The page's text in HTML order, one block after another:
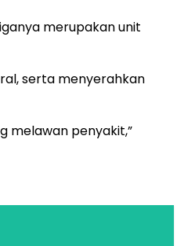
merupakan unit
serta menyerahkan
melawan penyakit,”